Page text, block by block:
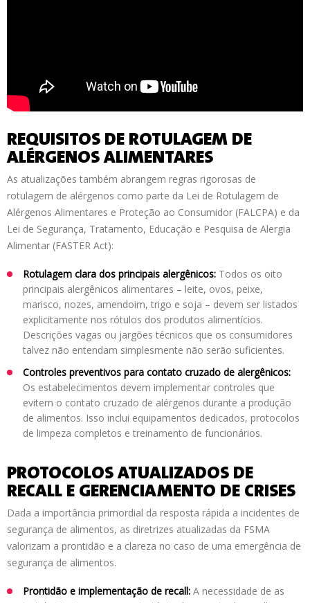
REQUISITOS DE ROTULAGEM DE
ALÉRGENOS ALIMENTARES
As atualizações também abrangem regras rigorosas de
rotulagem de alérgenos como parte da Lei de Rotulagem de
Alérgenos Alimentares e Proteção ao Consumidor (FALCPA) e da
Lei de Segurança, Tratamento, Educação e Pesquisa de Alergia
Alimentar (FASTER Act):
Rotulagem clara dos principais alergênicos: Todos os oito
principais alergênicos alimentares – leite, ovos, peixe,
marisco, nozes, amendoim, trigo e soja – devem ser listados
explicitamente nos rótulos dos produtos alimentícios.
Descrições vagas ou jargões técnicos que os consumidores
talvez não entendam simplesmente não serão suficientes.
Controles preventivos para contato cruzado de alergênicos:
Os estabelecimentos devem implementar controles que
evitem o contato cruzado de alérgenos durante a produção
de alimentos. Isso inclui equipamentos dedicados, protocolos
de limpeza completos e treinamento de funcionários.
PROTOCOLOS ATUALIZADOS DE
RECALL E GERENCIAMENTO DE CRISES
Dada a importância primordial da resposta rápida a incidentes de
segurança de alimentos, as diretrizes atualizadas da FSMA
valorizam a prontidão e a clareza no caso de uma emergência de
segurança de alimentos.
Prontidão e implementação de recall: A necessidade de as